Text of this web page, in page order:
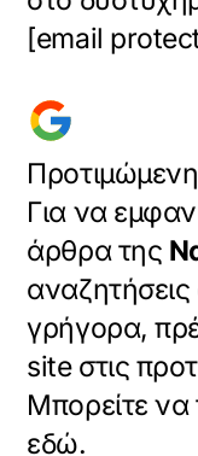
[email
Για να
άρθρα της
γρήγορα,
site στις
Μπορείτε να
εδώ.